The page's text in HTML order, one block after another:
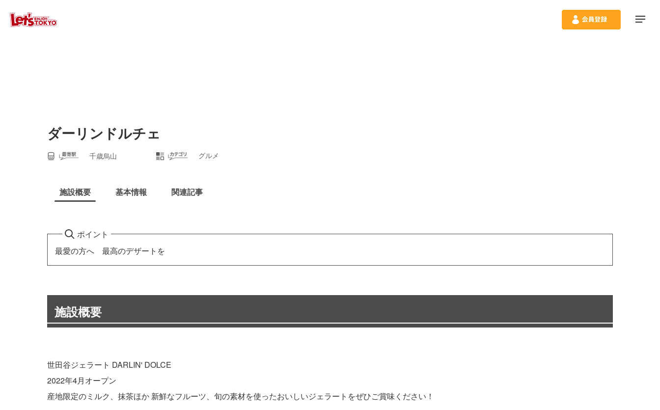
ダーリンドルチェ
千歳烏山 グルメ
施設概要 基本情報 関連記事
ポイント
最愛の方へ 最高のデザートを
施設概要
世田谷ジェラート DARLIN' DOLCE
2022年4月オープン
産地限定のミルク、抹茶ほか 新鮮なフルーツ、旬の素材を使ったおいしいジェラートをぜひご賞味ください！